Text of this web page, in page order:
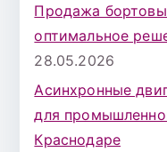
Продажа
оптимальное
28.05.2026
Асинхронные
для
Краснодаре